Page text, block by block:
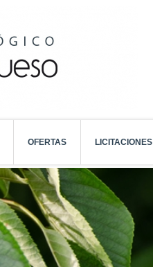
OFERTAS LICITACIONES